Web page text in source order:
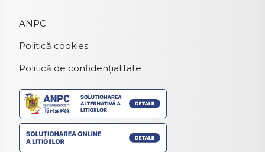
ANPC
Politică cookies
Politică de confidențialitate